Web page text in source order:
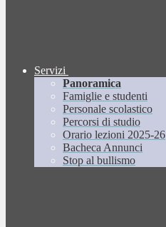
Servizi
Panoramica
Famiglie e studenti
Personale scolastico
Percorsi di studio
Orario lezioni 2025-26
Bacheca Annunci
Stop al bullismo